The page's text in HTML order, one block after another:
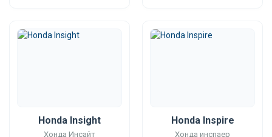
Honda Insight
Хонда Инсайт
Honda Inspire
Хонда инспаер